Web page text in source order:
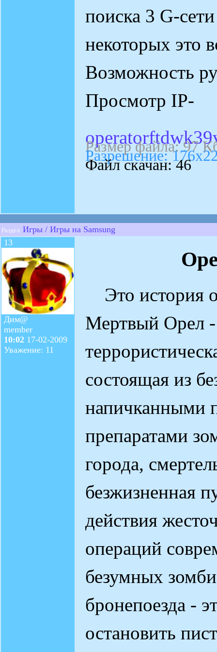
поиска 3 G-
некоторых это
Возможность
Просмотр IP-
Размер файла: 97
Разрешение:
Файл скачан: 46
Раздел: Игры / Игры на Samsung
13
Дим@
member
10:02 17-02-2009
Уважение: 11
Это история
Мертвый Орел
состоящая из
напичканными
препаратами
города,
безжизненная
действия
операций
безумных
бронепоезда -
остановить